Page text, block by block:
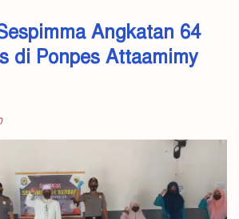
Angkatan 64
di Ponpes Attaamimy